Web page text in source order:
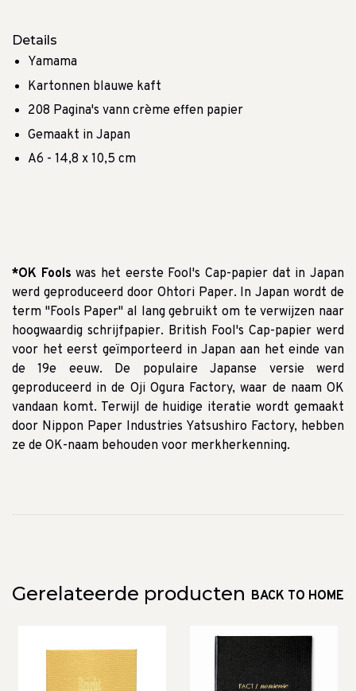
Details
Yamama
Kartonnen blauwe kaft
208 Pagina's vann crème effen papier
Gemaakt in Japan
A6 - 14,8 x 10,5 cm
*OK Fools was het eerste Fool's Cap-papier dat in Japan
werd geproduceerd door Ohtori Paper. In Japan wordt de
term "Fools Paper" al lang gebruikt om te verwijzen naar
hoogwaardig schrijfpapier. British Fool's Cap-papier werd
voor het eerst geïmporteerd in Japan aan het einde van
de 19e eeuw. De populaire Japanse versie werd
geproduceerd in de Oji Ogura Factory, waar de naam OK
vandaan komt. Terwijl de huidige iteratie wordt gemaakt
door Nippon Paper Industries Yatsushiro Factory, hebben
ze de OK-naam behouden voor merkherkenning.
Gerelateerde producten BACK TO HOME